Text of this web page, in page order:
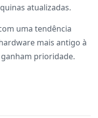
atualizadas.
uma tendência
mais antigo à
prioridade.